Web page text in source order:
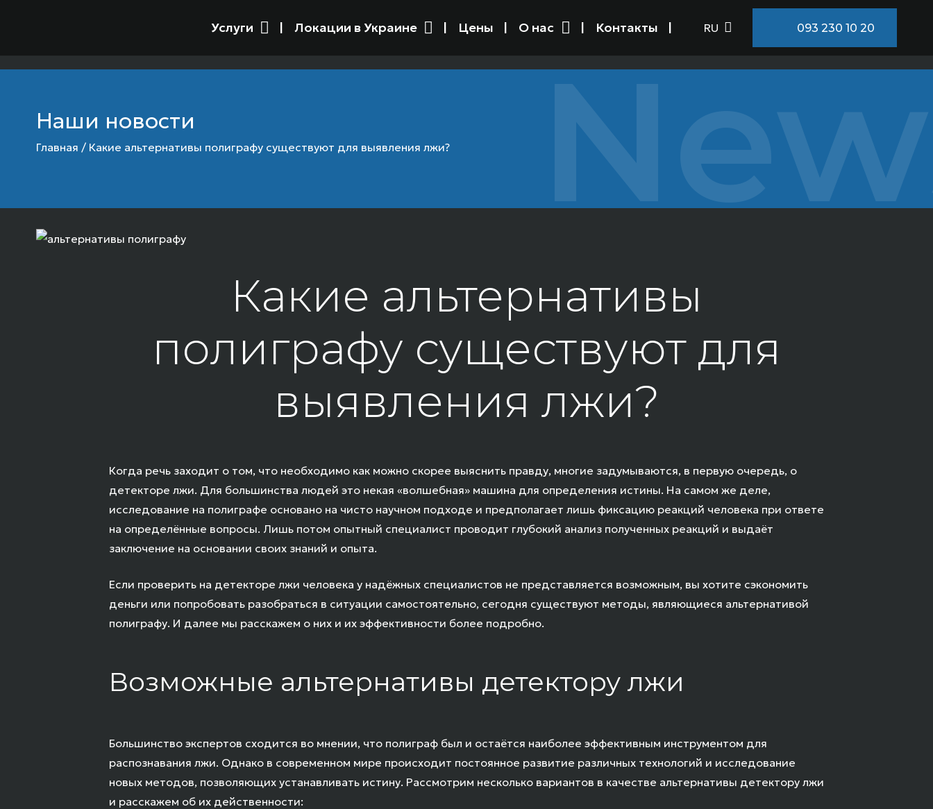
Услуги Локации в Украине Цены О нас Контакты RU 093 230 10 20
Наши новости
Главная / Какие альтернативы полиграфу существуют для выявления лжи?
Какие альтернативы
полиграфу существуют для
выявления лжи?
Когда речь заходит о том, что необходимо как можно скорее выяснить правду, многие задумываются, в первую очередь, о
детекторе лжи. Для большинства людей это некая «волшебная» машина для определения истины. На самом же деле,
исследование на полиграфе основано на чисто научном подходе и предполагает лишь фиксацию реакций человека при ответе
на определённые вопросы. Лишь потом опытный специалист проводит глубокий анализ полученных реакций и выдаёт
заключение на основании своих знаний и опыта.
Если проверить на детекторе лжи человека у надёжных специалистов не представляется возможным, вы хотите сэкономить
деньги или попробовать разобраться в ситуации самостоятельно, сегодня существуют методы, являющиеся альтернативой
полиграфу. И далее мы расскажем о них и их эффективности более подробно.
Возможные альтернативы детектору лжи
Большинство экспертов сходится во мнении, что полиграф был и остаётся наиболее эффективным инструментом для
распознавания лжи. Однако в современном мире происходит постоянное развитие различных технологий и исследование
новых методов, позволяющих устанавливать истину. Рассмотрим несколько вариантов в качестве альтернативы детектору лжи
и расскажем об их действенности: